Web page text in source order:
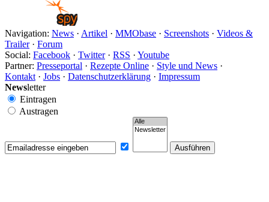
Navigation: News · Artikel · MMObase · Screenshots · Videos &
Trailer· Forum
Social: Facebook · Twitter· RSS · Youtube
Partner: Presseportal · Rezepte Online · Style und News ·
Kontakt · Jobs · Datenschutzerklärung · Impressum
Newsletter
Eintragen
Austragen